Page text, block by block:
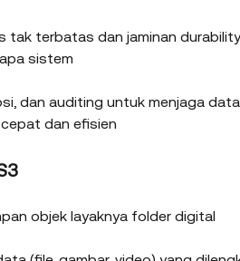
tak terbatas dan jaminan
sistem
dan auditing untuk menjaga
dan efisien
objek layaknya folder digital